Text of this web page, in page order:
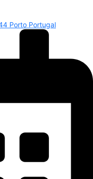
Porto Portugal